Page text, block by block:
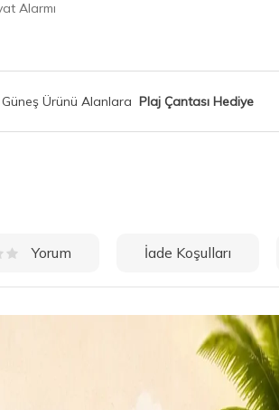
Alarmı
Ürünü Alanlara Plaj Çantası Hediye
Yorum İade Koşulları